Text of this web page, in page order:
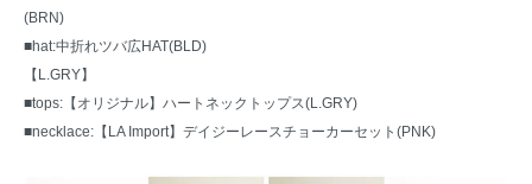
(BRN)
■hat:中折れツバ広HAT(BLD)
【L.GRY】
■tops: 【オリジナル】ハートネックトップス(L.GRY)
■necklace: 【LA Import】デイジーレースチョーカーセット(PNK)